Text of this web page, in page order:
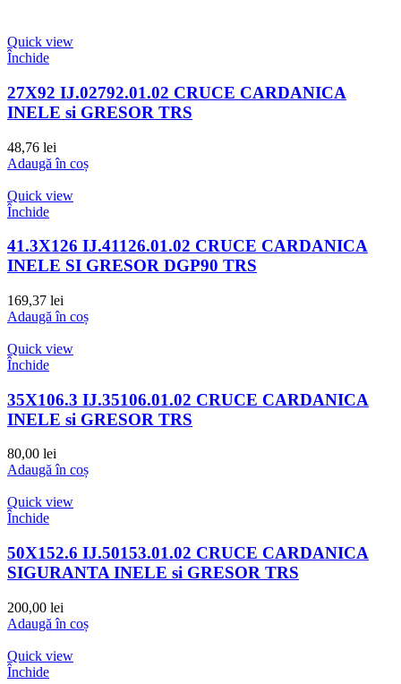
Quick view
Închide
27X92 IJ.02792.01.02 CRUCE CARDANICA
INELE si GRESOR TRS
48,76 lei
Adaugă în coș
Quick view
Închide
41.3X126 IJ.41126.01.02 CRUCE CARDANICA
INELE SI GRESOR DGP90 TRS
169,37 lei
Adaugă în coș
Quick view
Închide
35X106.3 IJ.35106.01.02 CRUCE CARDANICA
INELE si GRESOR TRS
80,00 lei
Adaugă în coș
Quick view
Închide
50X152.6 IJ.50153.01.02 CRUCE CARDANICA
SIGURANTA INELE si GRESOR TRS
200,00 lei
Adaugă în coș
Quick view
Închide